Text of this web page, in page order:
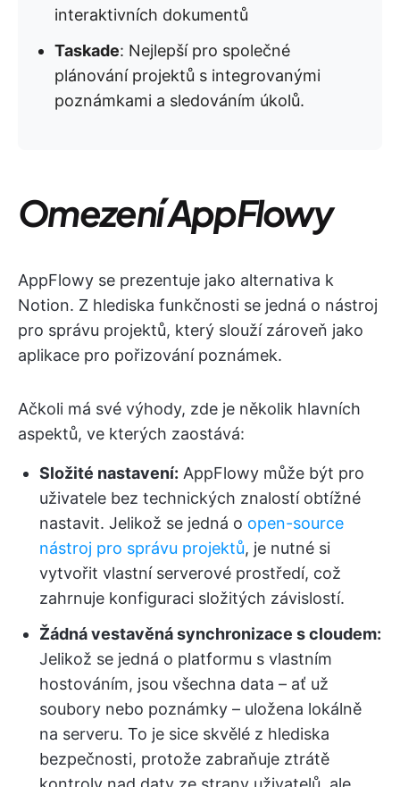
interaktivních dokumentů
Taskade: Nejlepší pro společné
plánování projektů s integrovanými
poznámkami a sledováním úkolů.
Omezení AppFlowy
AppFlowy se prezentuje jako alternativa k
Notion. Z hlediska funkčnosti se jedná o nástroj
pro správu projektů, který slouží zároveň jako
aplikace pro pořizování poznámek.
Ačkoli má své výhody, zde je několik hlavních
aspektů, ve kterých zaostává:
Složité nastavení: AppFlowy může být pro
uživatele bez technických znalostí obtížné
nastavit. Jelikož se jedná o open-source
nástroj pro správu projektů, je nutné si
vytvořit vlastní serverové prostředí, což
zahrnuje konfiguraci složitých závislostí.
Žádná vestavěná synchronizace s cloudem:
Jelikož se jedná o platformu s vlastním
hostováním, jsou všechna data – ať už
soubory nebo poznámky – uložena lokálně
na serveru. To je sice skvělé z hlediska
bezpečnosti, protože zabraňuje ztrátě